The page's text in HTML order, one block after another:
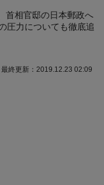
首相官邸の日本郵政へ
圧力についても徹底追
最終更新：2019.12.23 02:09